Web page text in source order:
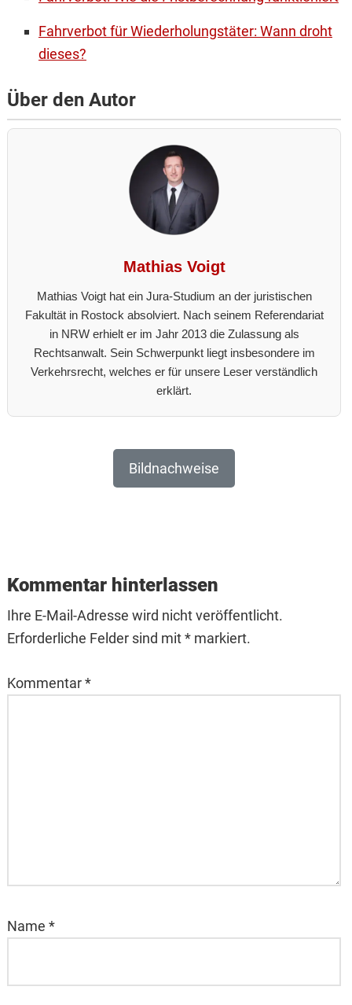
Fahrverbot für Wiederholungstäter: Wann droht
dieses?
Über den Autor
Mathias Voigt
Mathias Voigt hat ein Jura-Studium an der juristischen
Fakultät in Rostock absolviert. Nach seinem Referendariat
in NRW erhielt er im Jahr 2013 die Zulassung als
Rechtsanwalt. Sein Schwerpunkt liegt insbesondere im
Verkehrsrecht, welches er für unsere Leser verständlich
erklärt.
Bildnachweise
Interactions
Kommentar hinterlassen
Ihre E-Mail-Adresse wird nicht veröffentlicht.
Erforderliche Felder sind mit * markiert.
Kommentar*
Name *